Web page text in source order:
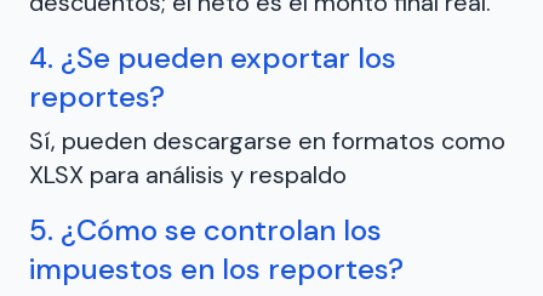
4. ¿Se pueden exportar los
reportes?
Sí, pueden descargarse en formatos como
XLSX para análisis y respaldo
5. ¿Cómo se controlan los
impuestos en los reportes?